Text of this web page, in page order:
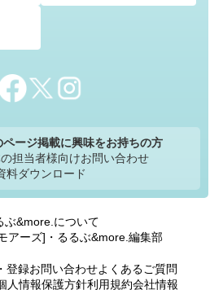
ージ掲載に興味をお持ちの方
担当者様向けお問い合わせ
料ダウンロード
ぶ&more.について
アーズ]・るるぶ&more.編集部
登録お問い合わせよくあるご質問
人情報保護方針利用規約会社情報